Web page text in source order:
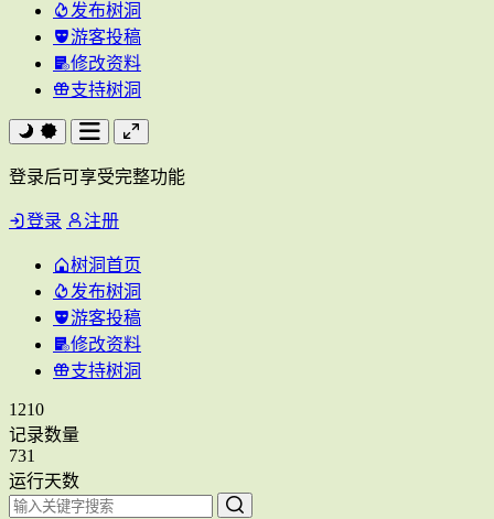
发布树洞
游客投稿
修改资料
支持树洞
登录后可享受完整功能
登录 注册
树洞首页
发布树洞
游客投稿
修改资料
支持树洞
1210
记录数量
731
运行天数